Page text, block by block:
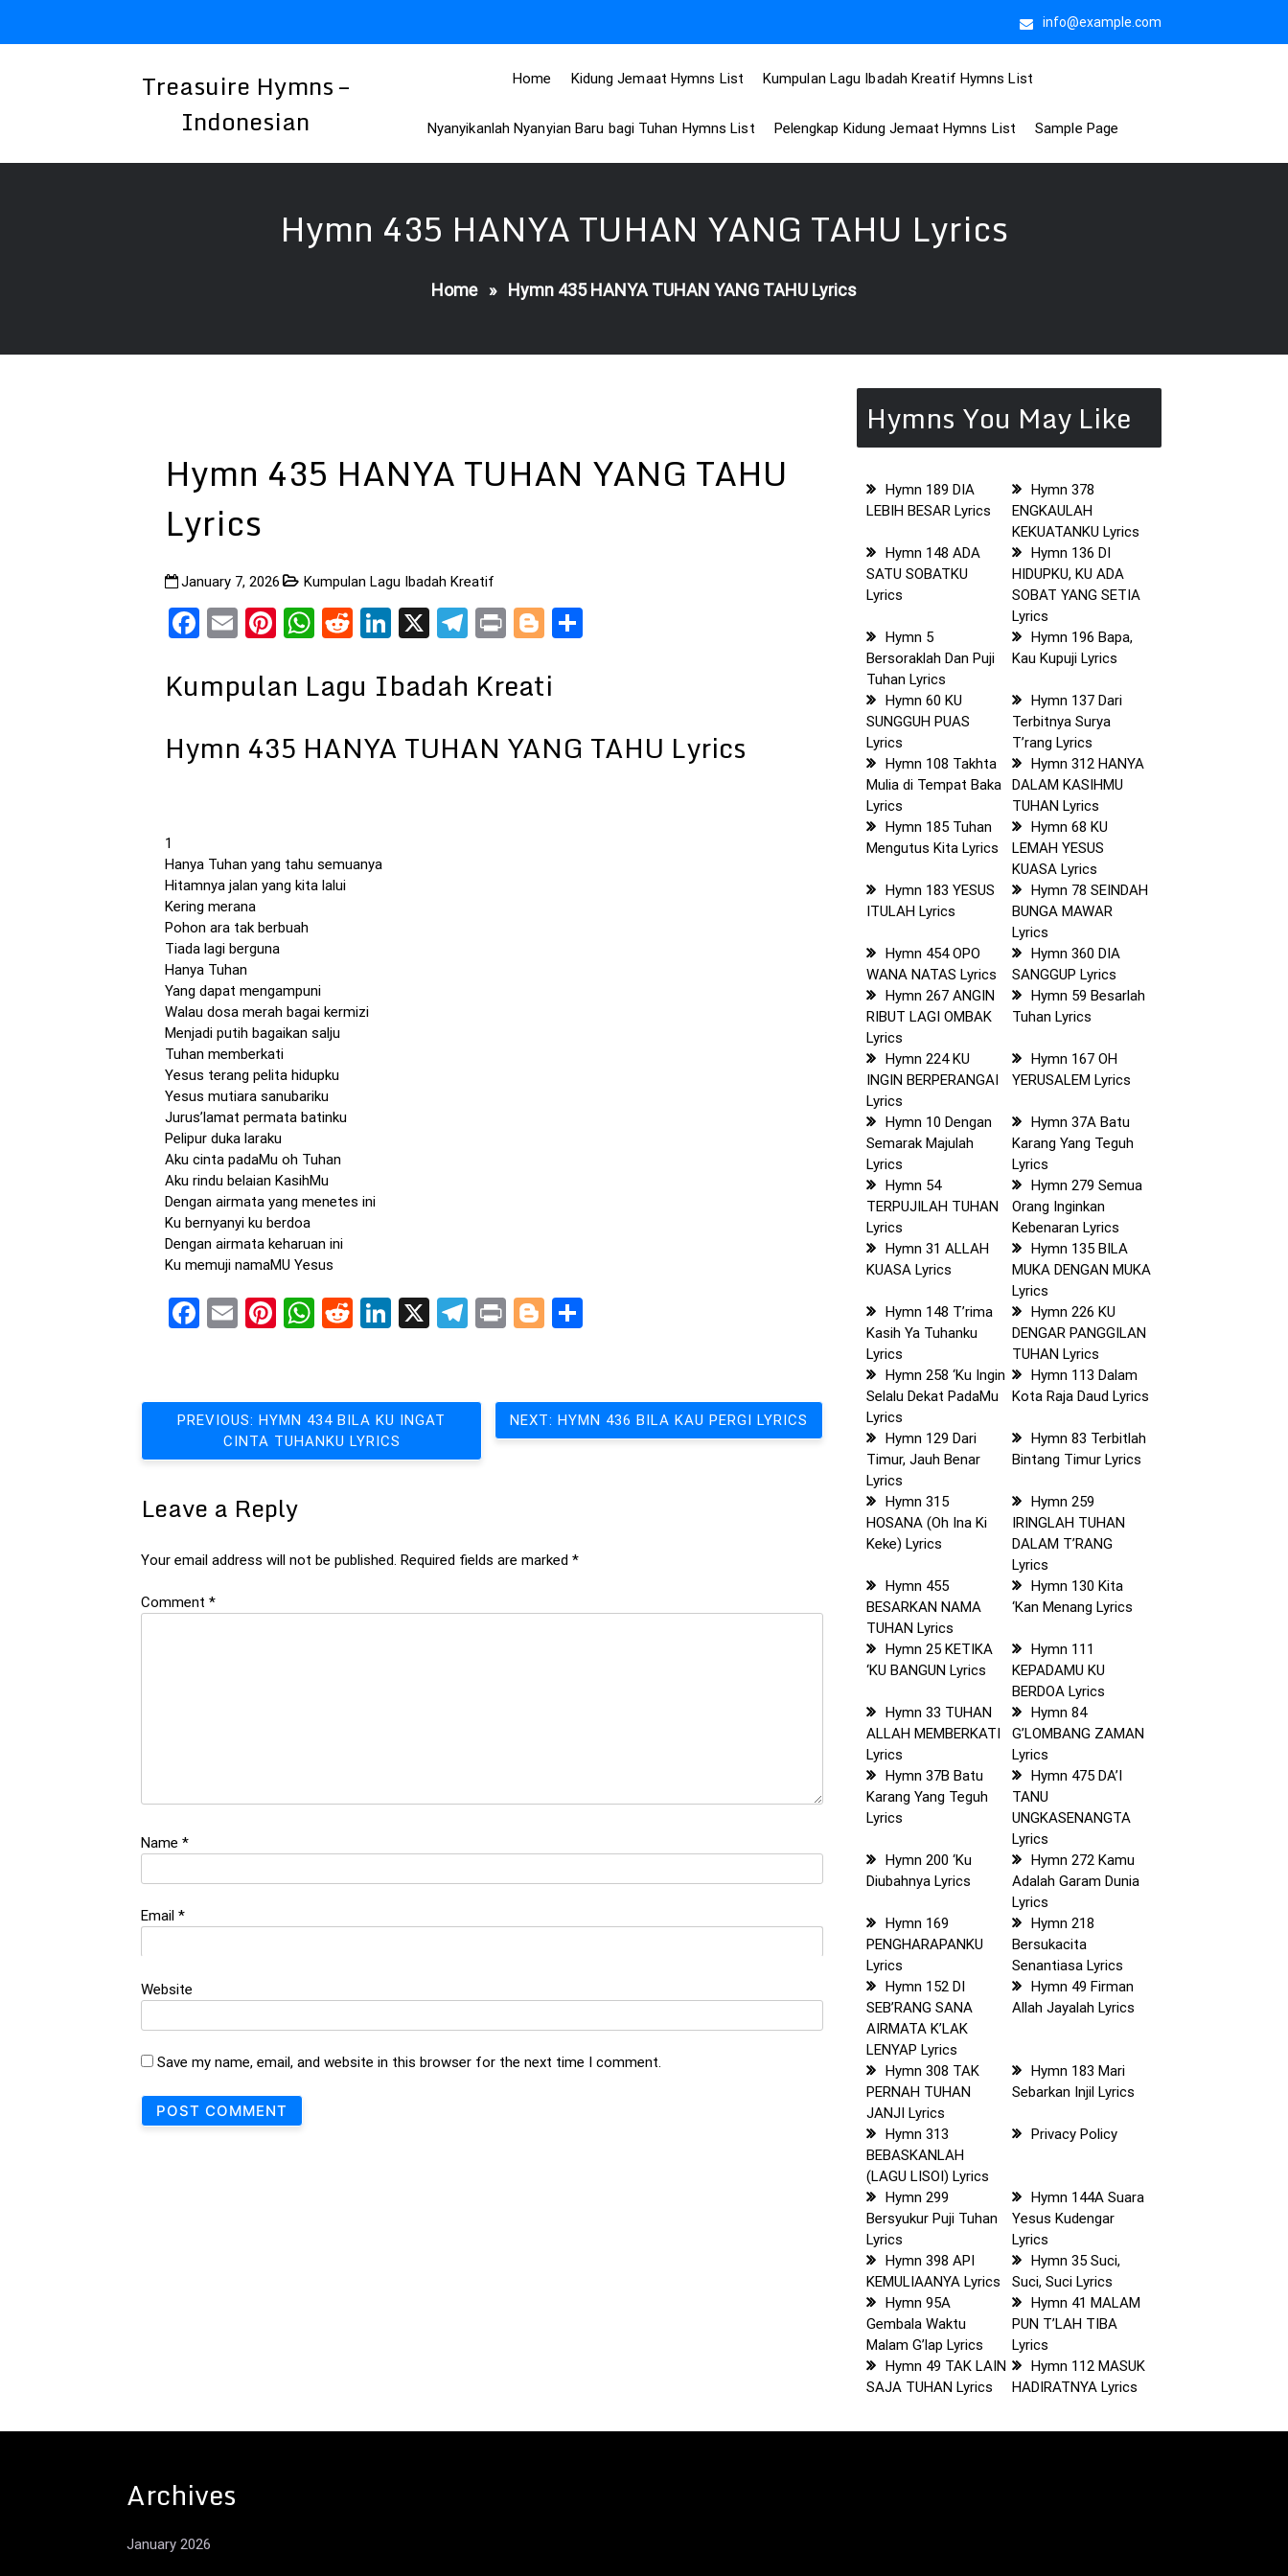
info@example.com
Treasuire Hymns –
Indonesian
Home Kidung Jemaat Hymns List Kumpulan Lagu Ibadah Kreatif Hymns List
Nyanyikanlah Nyanyian Baru bagi Tuhan Hymns List Pelengkap Kidung Jemaat Hymns List Sample Page
Hymn 435 HANYA TUHAN YANG TAHU Lyrics
Home» Hymn 435 HANYA TUHAN YANG TAHU Lyrics
Hymn 435 HANYA TUHAN YANG TAHU
Lyrics
January 7, 2026 Kumpulan Lagu Ibadah Kreatif
Facebook
EmailPinterest
WhatsApp
RedditLinkedIn
X Telegram
PrintBlogger
Kumpulan Lagu Ibadah Kreati
Hymn 435 HANYA TUHAN YANG TAHU Lyrics
1
Hanya Tuhan yang tahu semuanya
Hitamnya jalan yang kita lalui
Kering merana
Pohon ara tak berbuah
Tiada lagi berguna
Hanya Tuhan
Yang dapat mengampuni
Walau dosa merah bagai kermizi
Menjadi putih bagaikan salju
Tuhan memberkati
Yesus terang pelita hidupku
Yesus mutiara sanubariku
Jurus’lamat permata batinku
Pelipur duka laraku
Aku cinta padaMu oh Tuhan
Aku rindu belaian KasihMu
Dengan airmata yang menetes ini
Ku bernyanyi ku berdoa
Dengan airmata keharuan ini
Ku memuji namaMU Yesus
Facebook
EmailPinterest
WhatsApp
RedditLinkedIn
X Telegram
PrintBlogger
Post
navigation
PREVIOUS: HYMN 434 BILA KU INGAT
CINTA TUHANKU LYRICS
NEXT: HYMN 436 BILA KAU PERGI LYRICS
Leave a Reply
Your email address will not be published. Required fields are marked *
Comment *
Name *
Email *
Website
Save my name, email, and website in this browser for the next time I comment.
Hymns You May Like
Hymn 189 DIA
LEBIH BESAR Lyrics
Hymn 378
ENGKAULAH
KEKUATANKU Lyrics
Hymn 148 ADA
SATU SOBATKU
Lyrics
Hymn 136 DI
HIDUPKU, KU ADA
SOBAT YANG SETIA
Lyrics
Hymn 5
Bersoraklah Dan Puji
Tuhan Lyrics
Hymn 196 Bapa,
Kau Kupuji Lyrics
Hymn 60 KU
SUNGGUH PUAS
Lyrics
Hymn 137 Dari
Terbitnya Surya
T’rang Lyrics
Hymn 108 Takhta
Mulia di Tempat Baka
Lyrics
Hymn 312 HANYA
DALAM KASIHMU
TUHAN Lyrics
Hymn 185 Tuhan
Mengutus Kita Lyrics
Hymn 68 KU
LEMAH YESUS
KUASA Lyrics
Hymn 183 YESUS
ITULAH Lyrics
Hymn 78 SEINDAH
BUNGA MAWAR
Lyrics
Hymn 454 OPO
WANA NATAS Lyrics
Hymn 360 DIA
SANGGUP Lyrics
Hymn 267 ANGIN
RIBUT LAGI OMBAK
Lyrics
Hymn 59 Besarlah
Tuhan Lyrics
Hymn 224 KU
INGIN BERPERANGAI
Lyrics
Hymn 167 OH
YERUSALEM Lyrics
Hymn 10 Dengan
Semarak Majulah
Lyrics
Hymn 37A Batu
Karang Yang Teguh
Lyrics
Hymn 54
TERPUJILAH TUHAN
Lyrics
Hymn 279 Semua
Orang Inginkan
Kebenaran Lyrics
Hymn 31 ALLAH
KUASA Lyrics
Hymn 135 BILA
MUKA DENGAN MUKA
Lyrics
Hymn 148 T’rima
Kasih Ya Tuhanku
Lyrics
Hymn 226 KU
DENGAR PANGGILAN
TUHAN Lyrics
Hymn 258 ‘Ku Ingin
Selalu Dekat PadaMu
Lyrics
Hymn 113 Dalam
Kota Raja Daud Lyrics
Hymn 129 Dari
Timur, Jauh Benar
Lyrics
Hymn 83 Terbitlah
Bintang Timur Lyrics
Hymn 315
HOSANA (Oh Ina Ki
Keke) Lyrics
Hymn 259
IRINGLAH TUHAN
DALAM T’RANG
Lyrics
Hymn 455
BESARKAN NAMA
TUHAN Lyrics
Hymn 130 Kita
‘Kan Menang Lyrics
Hymn 25 KETIKA
‘KU BANGUN Lyrics
Hymn 111
KEPADAMU KU
BERDOA Lyrics
Hymn 33 TUHAN
ALLAH MEMBERKATI
Lyrics
Hymn 84
G’LOMBANG ZAMAN
Lyrics
Hymn 37B Batu
Karang Yang Teguh
Lyrics
Hymn 475 DA’I
TANU
UNGKASENANGTA
Lyrics
Hymn 200 ‘Ku
Diubahnya Lyrics
Hymn 272 Kamu
Adalah Garam Dunia
Lyrics
Hymn 169
PENGHARAPANKU
Lyrics
Hymn 218
Bersukacita
Senantiasa Lyrics
Hymn 152 DI
SEB’RANG SANA
AIRMATA K’LAK
LENYAP Lyrics
Hymn 49 Firman
Allah Jayalah Lyrics
Hymn 308 TAK
PERNAH TUHAN
JANJI Lyrics
Hymn 183 Mari
Sebarkan Injil Lyrics
Hymn 313
BEBASKANLAH
(LAGU LISOI) Lyrics
Privacy Policy
Hymn 299
Bersyukur Puji Tuhan
Lyrics
Hymn 144A Suara
Yesus Kudengar
Lyrics
Hymn 398 API
KEMULIAANYA Lyrics
Hymn 35 Suci,
Suci, Suci Lyrics
Hymn 95A
Gembala Waktu
Malam G’lap Lyrics
Hymn 41 MALAM
PUN T’LAH TIBA
Lyrics
Hymn 49 TAK LAIN
SAJA TUHAN Lyrics
Hymn 112 MASUK
HADIRATNYA Lyrics
Archives
January 2026